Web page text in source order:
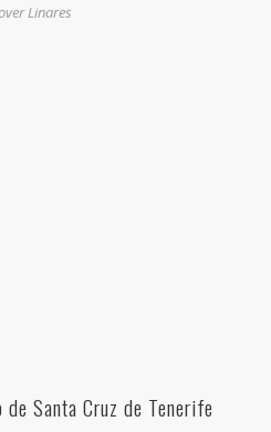
Linares
Santa Cruz de Tenerife